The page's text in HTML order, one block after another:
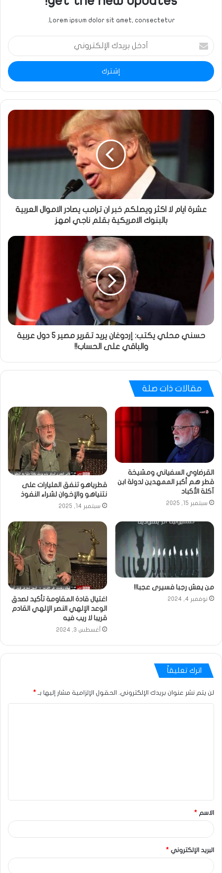
Lorem ipsum dolor sit amet, consectetur.
أدخل
بريدك
الإلكتروني
عشرة ايام لا اكثر ويصلكم خبر ان ترامب يصادر الاموال العربية
بالبنوك الامريكية بقلم ناجي امهز
حسني محلي يكتب: إردوغان يريد تقرير مصير 5 دول عربية
والباقي على الحساب!!
مقالات ذات صلة
القرضاوي السفياني ومشيخة
قطر هم أكبر الممهدين لدولة ابن
آكلة الأكباد
سبتمبر 15, 2025
قطرياهو تنفق المليارات على
نتنياهو والإخوان لشراء النفوذ
سبتمبر 14, 2025
من يعش رجبا فسيرى عجبا!!
نوفمبر 4, 2024
اغتيال قادة المقاومة تأكيد لصدق
الوعد الإلهي النصر الإلهي القادم
قريبا لا ريب فيه
أغسطس 3, 2024
اترك تعليقاً
لن يتم نشر عنوان بريدك الإلكتروني. الحقول الإلزامية مشار إليها بـ *
الاسم *
البريد الإلكتروني *